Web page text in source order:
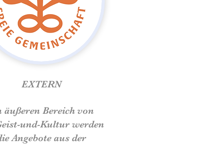
EXTERN
äußeren Bereich von
und-Kultur werden
Angebote aus der